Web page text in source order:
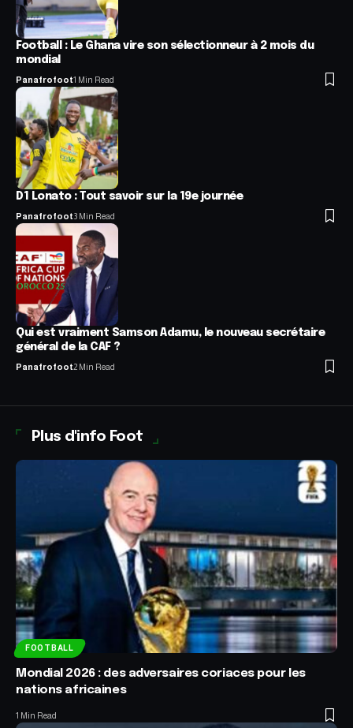
Football : Le Ghana vire son sélectionneur à 2 mois du
mondial
Panafrofoot1 Min Read
D1 Lonato : Tout savoir sur la 19e journée
Panafrofoot3 Min Read
Qui est vraiment Samson Adamu, le nouveau secrétaire
général de la CAF ?
Panafrofoot2 Min Read
Plus d'info Foot
FOOTBALL
Mondial 2026 : des adversaires coriaces pour les
nations africaines
1 Min Read